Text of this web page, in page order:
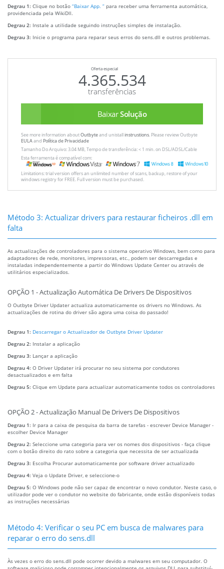
Degrau 1: Clique no botão “Baixar App. ” para receber uma ferramenta automática,
providenciada pela WikiDll.
Degrau 2: Instale a utilidade seguindo instruções simples de instalação.
Degrau 3: Inicie o programa para reparar seus erros do sens.dll e outros problemas.
Oferta especial
4.365.534
transferências
BaixarSolução
See more information aboutOutbyteand unistallinstrustions. Please review Outbyte
EULAand Política de Privacidade
Tamanho Do Arquivo: 3.04 MB, Tempo de transferência: < 1 min. on DSL/ADSL/Cable
Esta ferramenta é compatível com:
Limitations: trial version offers an unlimited number of scans, backup, restore of your
windows registry for FREE. Full version must be purchased.
Método 3: Actualizar drivers para restaurar ficheiros .dll em
falta
As actualizações de controladores para o sistema operativo Windows, bem como para
adaptadores de rede, monitores, impressoras, etc., podem ser descarregadas e
instaladas independentemente a partir do Windows Update Center ou através de
utilitários especializados.
OPÇÃO 1 - Actualização Automática De Drivers De Dispositivos
O Outbyte Driver Updater actualiza automaticamente os drivers no Windows. As
actualizações de rotina do driver são agora uma coisa do passado!
Degrau 1: Descarregar o Actualizador de Outbyte Driver Updater
Degrau 2: Instalar a aplicação
Degrau 3: Lançar a aplicação
Degrau 4: O Driver Updater irá procurar no seu sistema por condutores
desactualizados e em falta
Degrau 5: Clique em Update para actualizar automaticamente todos os controladores
OPÇÃO 2 - Actualização Manual De Drivers De Dispositivos
Degrau 1: Ir para a caixa de pesquisa da barra de tarefas - escrever Device Manager -
escolher Device Manager
Degrau 2: Seleccione uma categoria para ver os nomes dos dispositivos - faça clique
com o botão direito do rato sobre a categoria que necessita de ser actualizada
Degrau 3: Escolha Procurar automaticamente por software driver actualizado
Degrau 4: Veja o Update Driver, e seleccione-o
Degrau 5: O Windows pode não ser capaz de encontrar o novo condutor. Neste caso, o
utilizador pode ver o condutor no website do fabricante, onde estão disponíveis todas
as instruções necessárias
Método 4: Verificar o seu PC em busca de malwares para
reparar o erro do sens.dll
Às vezes o erro do sens.dll pode ocorrer devido a malwares em seu computador. O